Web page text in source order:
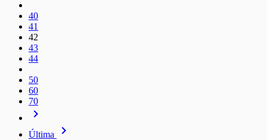
40
41
42
43
44
50
60
70
navigate_next
Última navigate_next